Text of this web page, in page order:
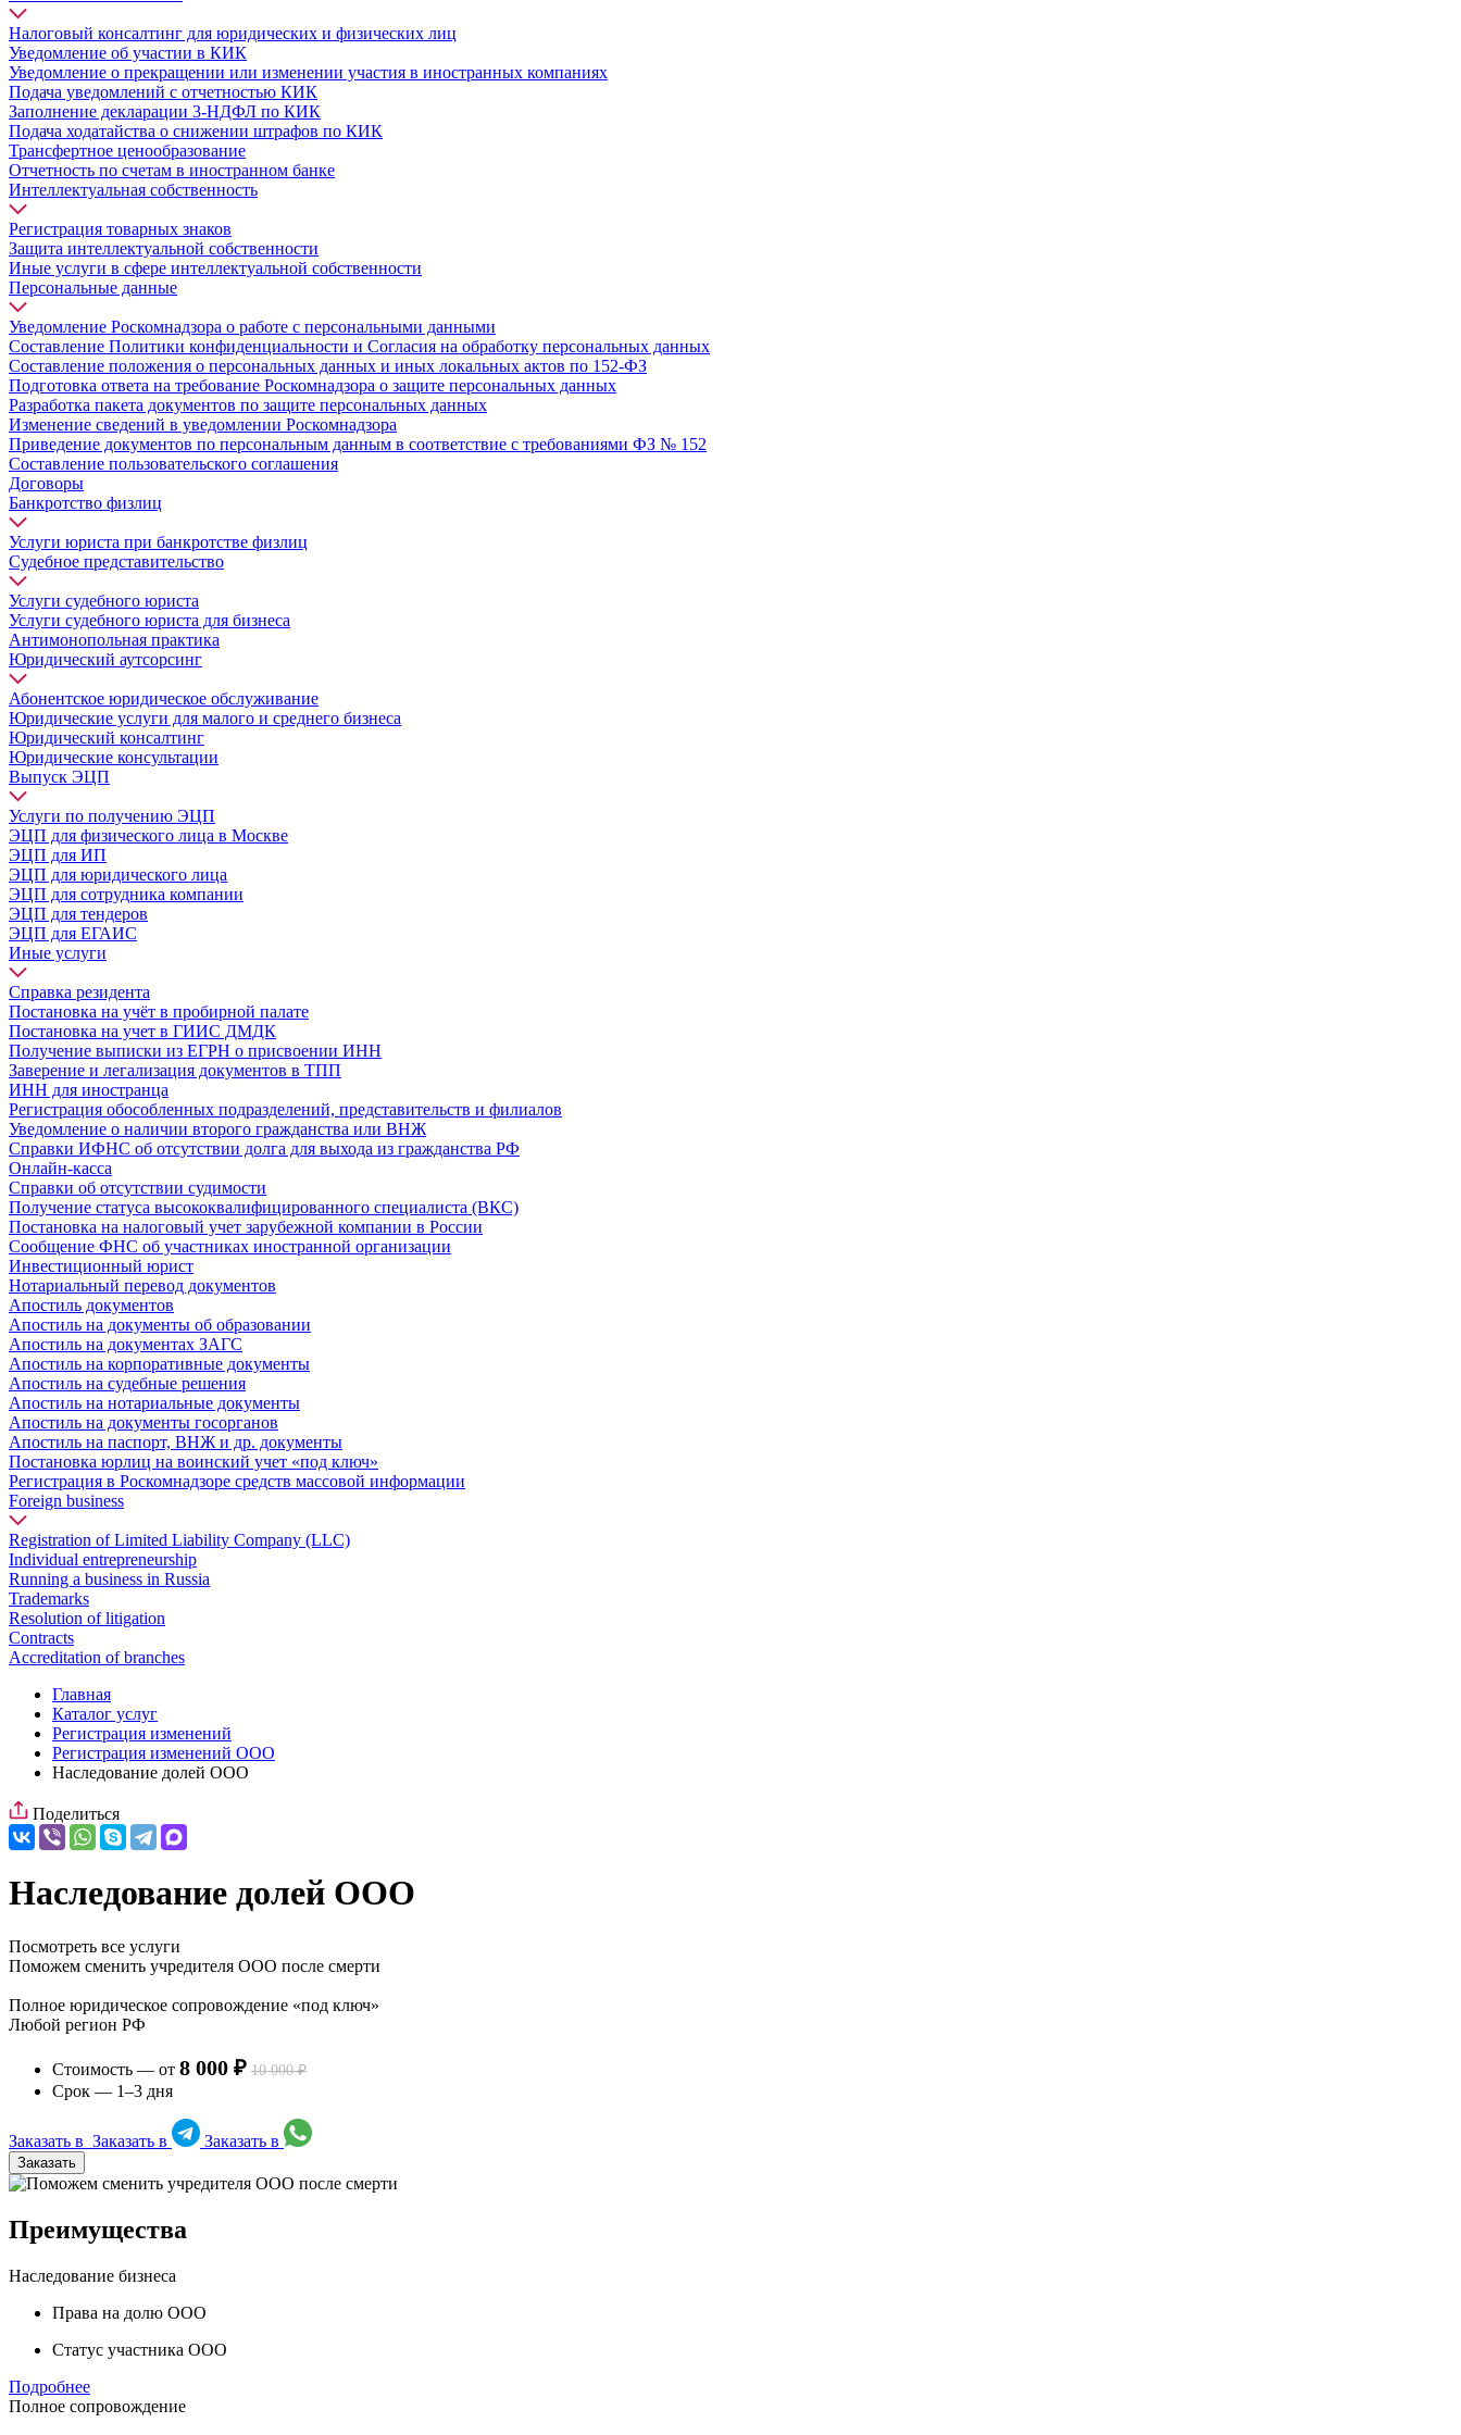
Налоговый консалтинг для юридических и физических лиц
Уведомление об участии в КИК
Уведомление о прекращении или изменении участия в иностранных компаниях
Подача уведомлений с отчетностью КИК
Заполнение декларации 3-НДФЛ по КИК
Подача ходатайства о снижении штрафов по КИК
Трансфертное ценообразование
Отчетность по счетам в иностранном банке
Интеллектуальная собственность
Регистрация товарных знаков
Защита интеллектуальной собственности
Иные услуги в сфере интеллектуальной собственности
Персональные данные
Уведомление Роскомнадзора о работе с персональными данными
Составление Политики конфиденциальности и Согласия на обработку персональных данных
Составление положения о персональных данных и иных локальных актов по 152-ФЗ
Подготовка ответа на требование Роскомнадзора о защите персональных данных
Разработка пакета документов по защите персональных данных
Изменение сведений в уведомлении Роскомнадзора
Приведение документов по персональным данным в соответствие с требованиями ФЗ № 152
Составление пользовательского соглашения
Договоры
Банкротство физлиц
Услуги юриста при банкротстве физлиц
Судебное представительство
Услуги судебного юриста
Услуги судебного юриста для бизнеса
Антимонопольная практика
Юридический аутсорсинг
Абонентское юридическое обслуживание
Юридические услуги для малого и среднего бизнеса
Юридический консалтинг
Юридические консультации
Выпуск ЭЦП
Услуги по получению ЭЦП
ЭЦП для физического лица в Москве
ЭЦП для ИП
ЭЦП для юридического лица
ЭЦП для сотрудника компании
ЭЦП для тендеров
ЭЦП для ЕГАИС
Иные услуги
Справка резидента
Постановка на учёт в пробирной палате
Постановка на учет в ГИИС ДМДК
Получение выписки из ЕГРН о присвоении ИНН
Заверение и легализация документов в ТПП
ИНН для иностранца
Регистрация обособленных подразделений, представительств и филиалов
Уведомление о наличии второго гражданства или ВНЖ
Справки ИФНС об отсутствии долга для выхода из гражданства РФ
Онлайн-касса
Справки об отсутствии судимости
Получение статуса высококвалифицированного специалиста (ВКС)
Постановка на налоговый учет зарубежной компании в России
Сообщение ФНС об участниках иностранной организации
Инвестиционный юрист
Нотариальный перевод документов
Апостиль документов
Апостиль на документы об образовании
Апостиль на документах ЗАГС
Апостиль на корпоративные документы
Апостиль на судебные решения
Апостиль на нотариальные документы
Апостиль на документы госорганов
Апостиль на паспорт, ВНЖ и др. документы
Постановка юрлиц на воинский учет «под ключ»
Регистрация в Роскомнадзоре средств массовой информации
Foreign business
Registration of Limited Liability Company (LLC)
Individual entrepreneurship
Running a business in Russia
Trademarks
Resolution of litigation
Contracts
Accreditation of branches
Главная
Каталог услуг
Регистрация изменений
Регистрация изменений ООО
Наследование долей ООО
Поделиться
Наследование долей ООО
Посмотреть все услуги
Поможем сменить учредителя ООО после смерти
Полное юридическое сопровождение «под ключ»
Любой регион РФ
Стоимость — от 8 000 ₽ 10 000 ₽
Срок — 1–3 дня
Заказать в Заказать в Заказать в
Заказать
Преимущества
Наследование бизнеса
Права на долю ООО
Статус участника ООО
Подробнее
Полное сопровождение